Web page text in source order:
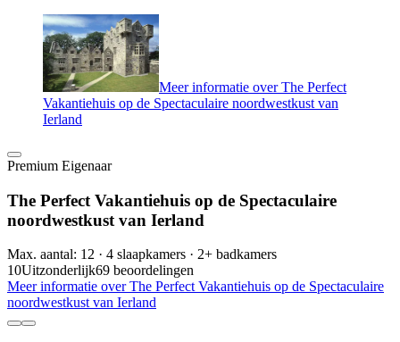
Meer informatie over The Perfect
Vakantiehuis op de Spectaculaire noordwestkust van
Ierland
Premium Eigenaar
The Perfect Vakantiehuis op de Spectaculaire
noordwestkust van Ierland
Max. aantal: 12 · 4 slaapkamers · 2+ badkamers
10Uitzonderlijk69 beoordelingen
Meer informatie over The Perfect Vakantiehuis op de Spectaculaire
noordwestkust van Ierland